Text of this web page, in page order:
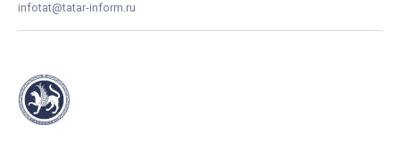
infotat@tatar-inform.ru